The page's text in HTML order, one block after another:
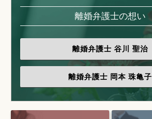
離婚弁護士の想い
離婚弁護士 谷川 聖治
離婚弁護士 岡本 珠亀子